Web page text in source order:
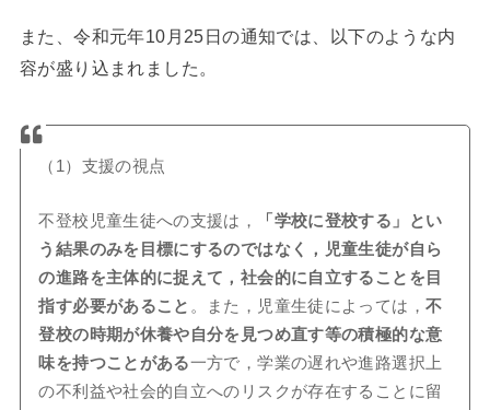
また、令和元年10月25日の通知では、以下のような内
容が盛り込まれました。
（1）支援の視点
不登校児童生徒への支援は，
「学校に登校する」とい
う結果のみを目標にするのではなく，児童生徒が自ら
の進路を主体的に捉えて，社会的に自立することを目
指す必要があること 。また，児童生徒によっては， 不
登校の時期が休養や自分を見つめ直す等の積極的な意
味を持つことがある一方で，学業の遅れや進路選択上
の不利益や社会的自立へのリスクが存在することに留